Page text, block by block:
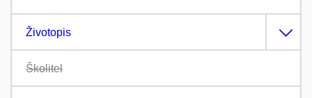
Životopis
Školitel